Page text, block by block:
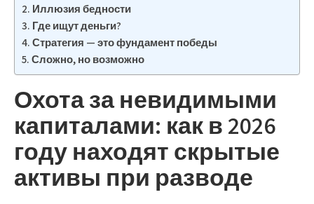
Иллюзия бедности
Где ищут деньги?
Стратегия — это фундамент победы
Сложно, но возможно
Охота за невидимыми
капиталами: как в 2026
году находят скрытые
активы при разводе